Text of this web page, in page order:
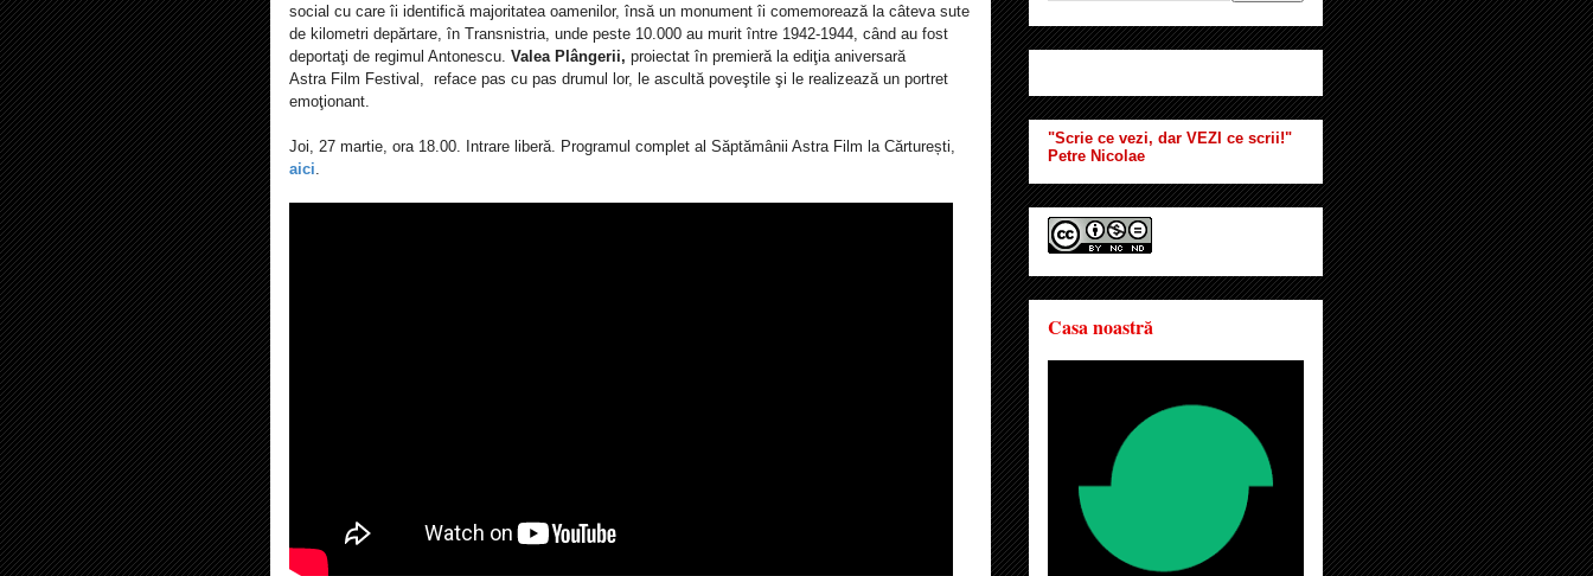
social cu care îi identifică majoritatea oamenilor, însă un monument îi comemorează la câteva sute
de kilometri depărtare, în Transnistria, unde peste 10.000 au murit între 1942-1944, când au fost
deportaţi de regimul Antonescu Valea Plângerii, proiectat în premieră la ediţia aniversară
Astra Film Festival, reface pas cu pas drumul lor, le ascultă poveştile şi le realizează un portret
emoţionant.
Joi, 27 martie, ora 18.00. Intrare liberă. Programul complet al Săptămânii Astra Film la Cărturești,
aici
"Scrie ce vezi, dar VEZI ce scrii!"
Petre Nicolae
Casa noastră